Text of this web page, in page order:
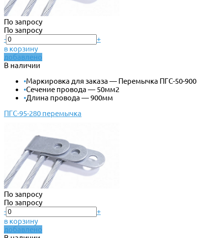
По запросу
По запросу
-
+
в корзину
добавлено
В наличии
•Маркировка для заказа — Перемычка ПГС-50-900
•Сечение провода — 50мм2
•Длина провода — 900мм
ПГС-95-280 перемычка
По запросу
По запросу
-
+
в корзину
добавлено